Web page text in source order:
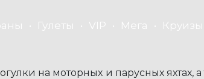
Гулеты VIP Мега Круизы
на моторных и парусных яхтах,